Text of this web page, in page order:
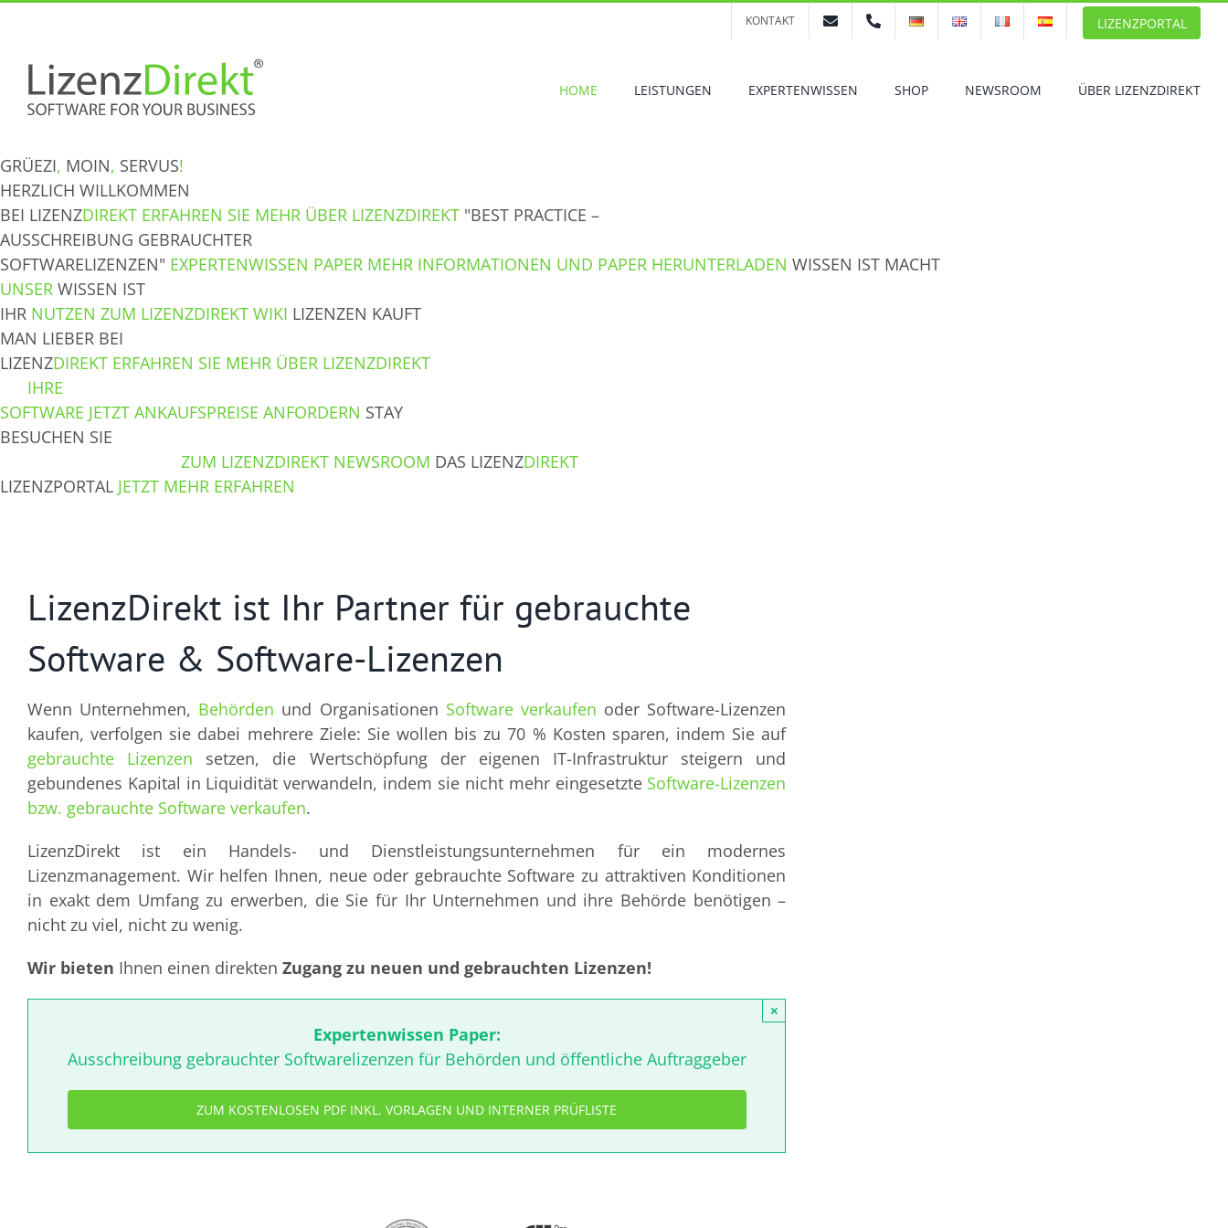
content
KONTAKT LIZENZPORTAL
HOME LEISTUNGEN EXPERTENWISSEN SHOP NEWSROOM ÜBER LIZENZDIREKT
GRÜEZI, MOIN, SERVUS!
HERZLICH WILLKOMMEN
BEI LIZENZDIREKT ERFAHREN SIE MEHR ÜBER LIZENZDIREKT "BEST PRACTICE –
AUSSCHREIBUNG GEBRAUCHTER
SOFTWARELIZENZEN" EXPERTENWISSEN PAPER MEHR INFORMATIONEN UND PAPER HERUNTERLADEN WISSEN IST MACHT
UNSER WISSEN IST
IHRNUTZEN ZUM LIZENZDIREKT WIKI LIZENZEN KAUFT
MAN LIEBER BEI
LIZENZDIREKT ERFAHREN SIE MEHR ÜBER LIZENZDIREKT
IHRE
SOFTWARE JETZT ANKAUFSPREISE ANFORDERN STAY
BESUCHEN SIE
ZUM LIZENZDIREKT NEWSROOM DAS LIZENZDIREKT
LIZENZPORTAL JETZT MEHR ERFAHREN
LizenzDirekt ist Ihr Partner für gebrauchte
Software & Software-Lizenzen
Wenn Unternehmen, Behörden und Organisationen Software verkaufen oder Software-Lizenzen
kaufen, verfolgen sie dabei mehrere Ziele: Sie wollen bis zu 70 % Kosten sparen, indem Sie auf
gebrauchte Lizenzen setzen, die Wertschöpfung der eigenen IT-Infrastruktur steigern und
gebundenes Kapital in Liquidität verwandeln, indem sie nicht mehr eingesetzte Software-Lizenzen
bzw. gebrauchte Software verkaufen.
LizenzDirekt ist ein Handels- und Dienstleistungsunternehmen für ein modernes
Lizenzmanagement. Wir helfen Ihnen, neue oder gebrauchte Software zu attraktiven Konditionen
in exakt dem Umfang zu erwerben, die Sie für Ihr Unternehmen und ihre Behörde benötigen –
nicht zu viel, nicht zu wenig.
Wir bieten Ihnen einen direkten Zugang zu neuen und gebrauchten Lizenzen!
Expertenwissen Paper:
Ausschreibung gebrauchter Softwarelizenzen für Behörden und öffentliche Auftraggeber
ZUM KOSTENLOSEN PDF INKL. VORLAGEN UND INTERNER PRÜFLISTE
×